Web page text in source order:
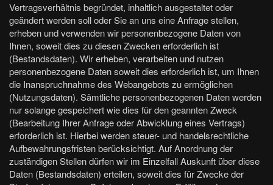
Vertragsverhältnis begründet, inhaltlich ausgestaltet oder
geändert werden soll oder Sie an uns eine Anfrage stellen,
erheben und verwenden wir personenbezogene Daten von
Ihnen, soweit dies zu diesen Zwecken erforderlich ist
(Bestandsdaten). Wir erheben, verarbeiten und nutzen
personenbezogene Daten soweit dies erforderlich ist, um Ihnen
die Inanspruchnahme des Webangebots zu ermöglichen
(Nutzungsdaten). Sämtliche personenbezogenen Daten werden
nur solange gespeichert wie dies für den geannten Zweck
(Bearbeitung Ihrer Anfrage oder Abwicklung eines Vertrags)
erforderlich ist. Hierbei werden steuer- und handelsrechtliche
Aufbewahrungsfristen berücksichtigt. Auf Anordnung der
zuständigen Stellen dürfen wir im Einzelfall Auskunft über diese
Daten (Bestandsdaten) erteilen, soweit dies für Zwecke der